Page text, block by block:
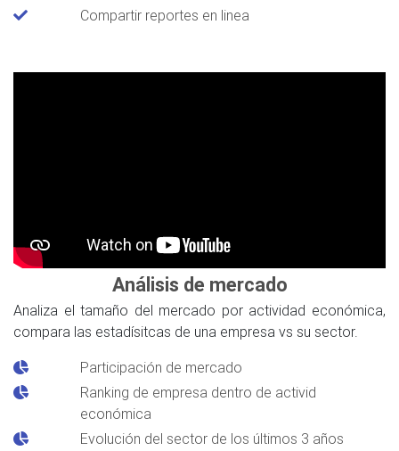
Compartir reportes en linea
Análisis de mercado
Analiza el tamaño del mercado por actividad económica,
compara las estadísitcas de una empresa vs su sector.
Participación de mercado
Ranking de empresa dentro de activid
económica
Evolución del sector de los últimos 3 años